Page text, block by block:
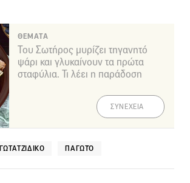
ΘΕΜΑΤΑ
Του Σωτήρος μυρίζει τηγανητό
ψάρι και γλυκαίνουν τα πρώτα
σταφύλια. Τι λέει η παράδοση
ΣΥΝΕΧΕΙΑ
ΠΑΓΩΤΌ